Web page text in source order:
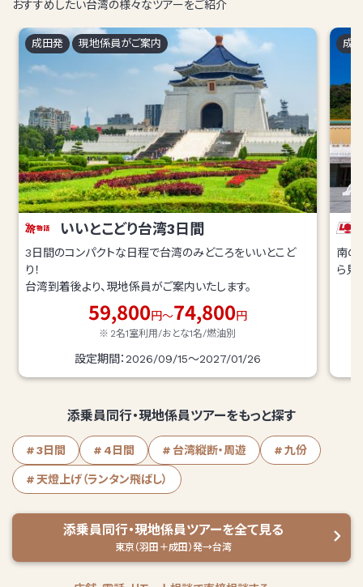
おすすめしたい台湾の様々なツアーをご紹介
いいとこどり台湾3日間
成田発 現地係員がご案内
3日間のコンパクトな日程で台湾のみどころをいいとこど
り！
台湾到着後より、現地係員がご案内いたします。
59,800円～74,800円
2名1室利用/おとな1名/燃油別
設定期間：2026/09/15～2027/01/26
成田
南の
ら見
添乗員同行・現地係員ツアーをもっと探す
3日間 4日間 台湾縦断・周遊 九份
天燈上げ（ランタン飛ばし）
添乗員同行・現地係員ツアーを全て見る
東京（羽田＋成田）発→台湾